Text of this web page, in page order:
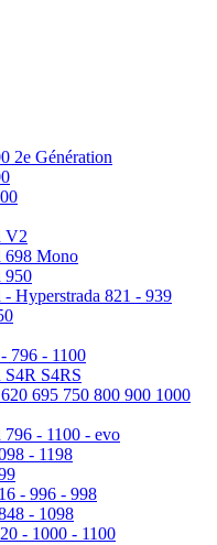
2e Génération
V2
698 Mono
950
Hyperstrada 821 - 939
796 - 1100
S4RS
695 750 800 900 1000
- 1100 - evo
- 1198
- 996 - 998
- 1098
- 1000 - 1100